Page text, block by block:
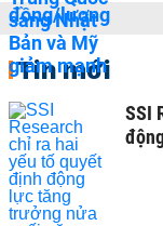
Tin mới
SSI